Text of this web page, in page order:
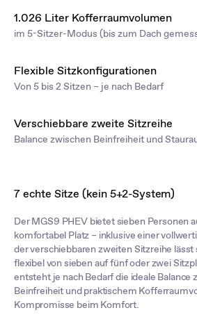
1.026 Liter Kofferraumvolumen
im 5-Sitzer-Modus (bis zum Dach
Flexible Sitzkonfigurationen
Von 5 bis 2 Sitzen – je nach Bedarf
Verschiebbare zweite Sitzreihe
Balance zwischen Beinfreiheit und
7 echte Sitze (kein 5+2-System)
Der MGS9 PHEV bietet sieben Personen
komfortabel Platz – inklusive einer
der verschiebbaren zweiten Sitzreihe lässt
flexibel von sieben auf fünf oder zwei
entsteht je nach Bedarf die ideale Balance
Beinfreiheit und praktischem
Kompromisse beim Komfort.